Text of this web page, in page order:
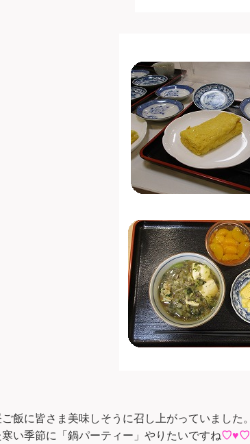
飯に皆さま美味しそうに召し上がっていました。
寒い季節に「鍋パーティー」やりたいですね♡♥♡